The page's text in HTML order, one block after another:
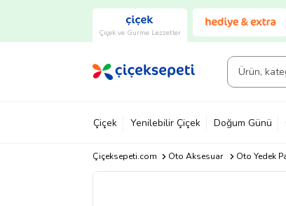
Çiçek ve Gurme Lezzetler
Çiçek Yenilebilir Çiçek Doğum Günü
Çiçeksepeti.com Oto Aksesuar Oto Yedek